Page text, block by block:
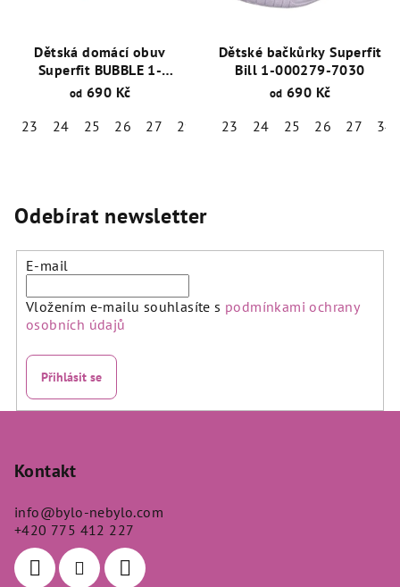
Dětská domácí obuv
Superfit BUBBLE 1-
006273-2020
od 690 Kč
23
24 25 26 27 29 36 38
Dětské bačkůrky Superfit
Bill 1-000279-7030
od 690 Kč
23
24 25 26 27 34
Odebírat newsletter
E-mail
Vložením e-mailu souhlasíte s podmínkami ochrany
osobních údajů
Přihlásit se
Kontakt
info@bylo-nebylo.com
+420 775 412 227